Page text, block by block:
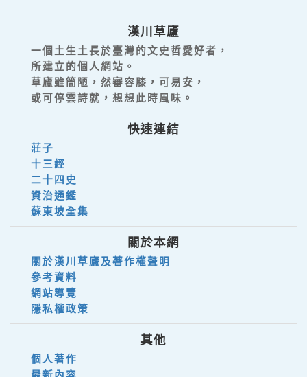
漢川草廬
一個土生土長於臺灣的文史哲愛好者，
所建立的個人網站。
草廬雖簡陋，然審容膝，可易安，
或可停雲詩就，想想此時風味。
快速連結
莊子
十三經
二十四史
資治通鑑
蘇東坡全集
關於本網
關於漢川草廬及著作權聲明
參考資料
網站導覽
隱私權政策
其他
個人著作